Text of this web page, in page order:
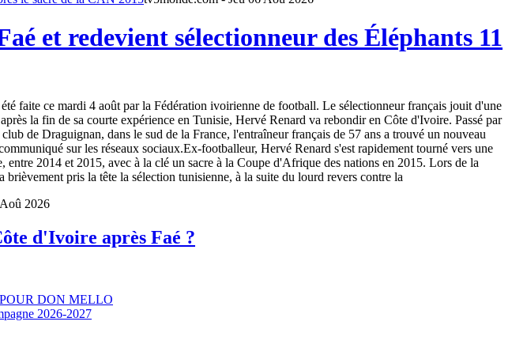
et redevient sélectionneur des Éléphants 11
faite ce mardi 4 août par la Fédération ivoirienne de football. Le sélectionneur français jouit d'une
la fin de sa courte expérience en Tunisie, Hervé Renard va rebondir en Côte d'Ivoire. Passé par
de Draguignan, dans le sud de la France, l'entraîneur français de 57 ans a trouvé un nouveau
sur les réseaux sociaux.Ex-footballeur, Hervé Renard s'est rapidement tourné vers une
2014 et 2015, avec à la clé un sacre à la Coupe d'Afrique des nations en 2015. Lors de la
pris la tête la sélection tunisienne, à la suite du lourd revers contre la
2026
d'Ivoire après Faé ?
DON MELLO
2026-2027